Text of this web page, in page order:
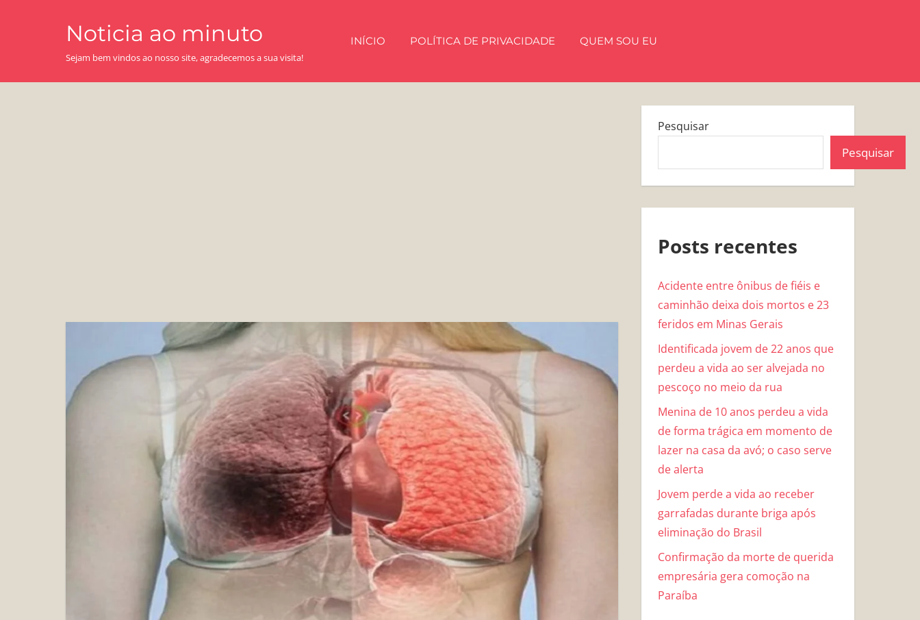
Noticia ao minuto
Sejam bem vindos ao nosso site, agradecemos a sua visita!
INÍCIO POLÍTICA DE PRIVACIDADE QUEM SOU EU
Pesquisar
Pesquisar
Posts recentes
Acidente entre ônibus de fiéis e
caminhão deixa dois mortos e 23
feridos em Minas Gerais
Identificada jovem de 22 anos que
perdeu a vida ao ser alvejada no
pescoço no meio da rua
Menina de 10 anos perdeu a vida
de forma trágica em momento de
lazer na casa da avó; o caso serve
de alerta
Jovem perde a vida ao receber
garrafadas durante briga após
eliminação do Brasil
Confirmação da morte de querida
empresária gera comoção na
Paraíba